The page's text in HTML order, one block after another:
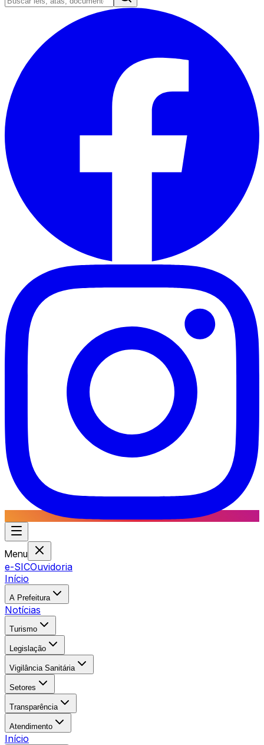
Menu
e-SICOuvidoria
Início
A Prefeitura
Notícias
Turismo
Legislação
Vigilância Sanitária
Setores
Transparência
Atendimento
Início